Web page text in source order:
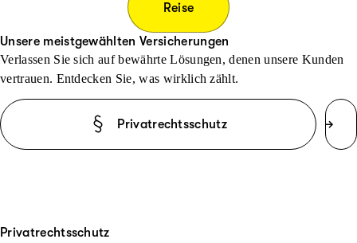
Reise
Unsere meistgewählten Versicherungen
Verlassen Sie sich auf bewährte Lösungen, denen unsere Kunden
vertrauen. Entdecken Sie, was wirklich zählt.
Privatrechtsschutz
Privatrechtsschutz